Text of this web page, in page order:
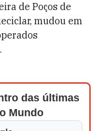
de Poços de
mudou em
das últimas
Mundo